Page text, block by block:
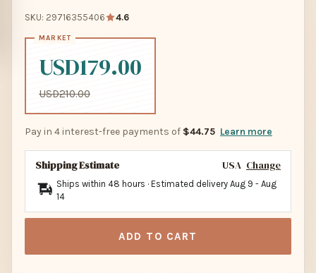
SKU: 29716355406 4.6
USD179.00
USD210.00
Pay in 4 interest-free payments of $44.75 Learn more
Shipping Estimate USA Change
Ships within 48 hours · Estimated delivery Aug 9 - Aug
14
ADD TO CART